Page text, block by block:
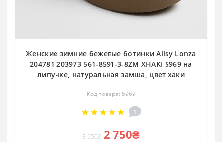
Женские зимние бежевые ботинки Allsy Lonza
204781 203973 561-8591-3-8ZM XHAKI 5969 на
липучке, натуральная замша, цвет хаки
Код товара: 5969
1
3 950₴ 2 750₴